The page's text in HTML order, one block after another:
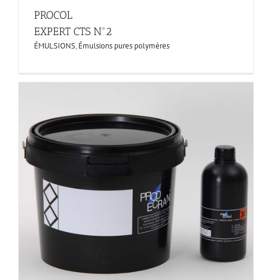
PROCOL
EXPERT CTS N°2
ÉMULSIONS, Émulsions pures polymères